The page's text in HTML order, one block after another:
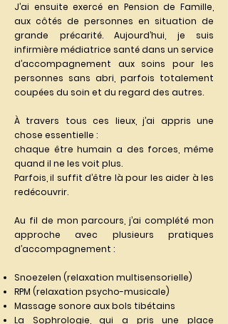
J’ai ensuite exercé en Pension de Famille,
aux côtés de personnes en situation de
grande précarité. Aujourd’hui, je suis
infirmière médiatrice santé dans un service
d’accompagnement aux soins pour les
personnes sans abri, parfois totalement
coupées du soin et du regard des autres.
À travers tous ces lieux, j’ai appris une
chose essentielle :
chaque être humain a des forces, même
quand il ne les voit plus.
Parfois, il suffit d’être là pour les aider à les
redécouvrir.
Au fil de mon parcours, j’ai complété mon
approche avec plusieurs pratiques
d’accompagnement :
Snoezelen (relaxation multisensorielle)
RPM (relaxation psycho-musicale)
Massage sonore aux bols tibétains
La Sophrologie, qui a pris une place